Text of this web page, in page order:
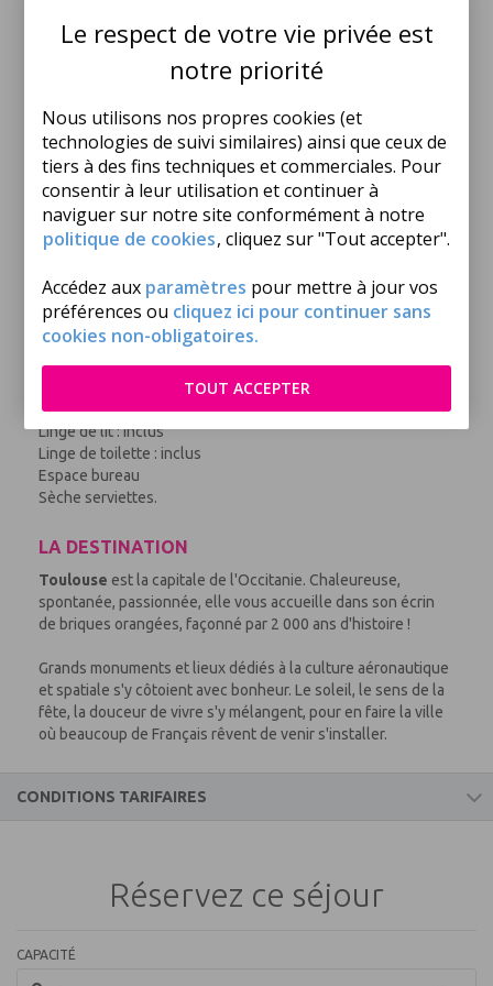
Le respect de votre vie privée est
notre priorité
Nous utilisons nos propres cookies (et
technologies de suivi similaires) ainsi que ceux de
tiers à des fins techniques et commerciales. Pour
consentir à leur utilisation et continuer à
naviguer sur notre site conformément à notre
politique de cookies, cliquez sur "Tout accepter".
Accédez aux paramètres pour mettre à jour vos
préférences ou cliquez ici pour continuer sans
cookies non-obligatoires.
TOUT ACCEPTER
Climatisation
Cuisine
Micro-ondes
Nombre de chambres : 1
Nombre de pièces : 2
Nombre de wc : 1
Nombre Salle de bain : 1
Plaque de cuisson
Réfrigérateur
Sèche-cheveux
Surface (m²) : 36
Télévision
Wifi : inclus
Linge de lit : inclus
Linge de toilette : inclus
Espace bureau
Sèche serviettes.
LA DESTINATION
Toulouse est la capitale de l'Occitanie. Chaleureuse,
spontanée, passionnée, elle vous accueille dans son écrin
de briques orangées, façonné par 2 000 ans d'histoire !
Grands monuments et lieux dédiés à la culture aéronautique
et spatiale s'y côtoient avec bonheur. Le soleil, le sens de la
fête, la douceur de vivre s'y mélangent, pour en faire la ville
où beaucoup de Français rêvent de venir s'installer.
CONDITIONS TARIFAIRES
Le logement
Climatisation
Réservez ce séjour
CAPACITÉ